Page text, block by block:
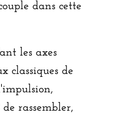
dans cette
les axes
classiques de
rassembler,